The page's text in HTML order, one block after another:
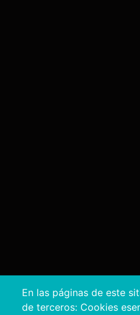
En las páginas de este
de terceros: Cookies